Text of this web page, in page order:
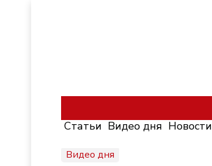
Статьи Видео дня Новости
Видео дня